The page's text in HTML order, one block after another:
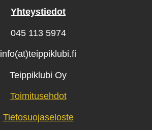
Yhteystiedot
045 113 5974
info(at)teippiklubi.fi
Teippiklubi Oy
Toimitusehdot
Tietosuojaseloste